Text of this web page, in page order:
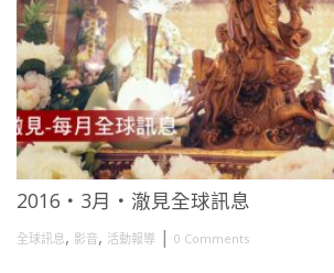
2016・3月・澈見全球訊息
全球訊息, 影音, 活動報導 | 0 Comments